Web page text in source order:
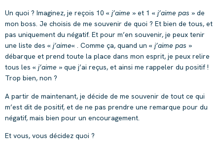
Un quoi ? Imaginez, je reçois 10 « j’aime » et 1 « j’aime pas » de
mon boss. Je choisis de me souvenir de quoi ? Et bien de tous, et
pas uniquement du négatif. Et pour m’en souvenir, je peux tenir
une liste des « j’aime« . Comme ça, quand un « j’aime pas »
débarque et prend toute la place dans mon esprit, je peux relire
tous les « j’aime » que j’ai reçus, et ainsi me rappeler du positif !
Trop bien, non ?
A partir de maintenant, je décide de me souvenir de tout ce qui
m’est dit de positif, et de ne pas prendre une remarque pour du
négatif, mais bien pour un encouragement.
Et vous, vous décidez quoi ?